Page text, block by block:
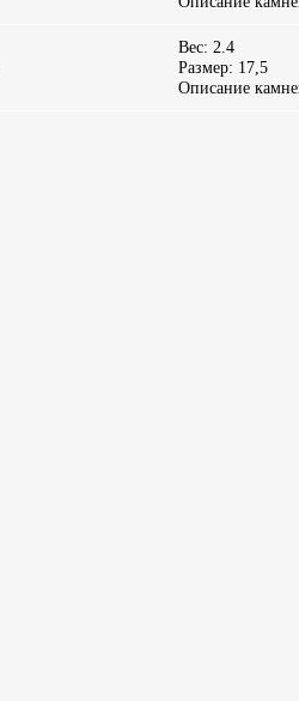
Вес: 2.4
Размер: 17,5
Описание